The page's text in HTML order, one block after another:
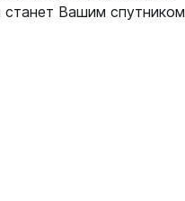
станет Вашим спутником